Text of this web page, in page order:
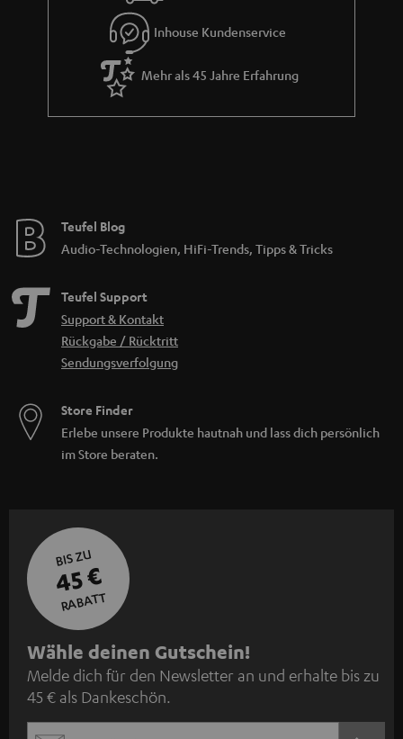
Inhouse Kundenservice
Mehr als 45 Jahre Erfahrung
Teufel Blog
Audio-Technologien, HiFi-Trends, Tipps & Tricks
Teufel Support
Support & Kontakt
Rückgabe / Rücktritt
Sendungsverfolgung
Store Finder
Erlebe unsere Produkte hautnah und lass dich persönlich
im Store beraten.
BIS ZU
45 €
RABATT
N
e
w
s
Wähle deinen Gutschein!
Melde dich für den Newsletter an und erhalte bis zu
45 € als Dankeschön.